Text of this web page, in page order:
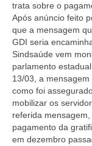
trata sobre o
Após anúncio feito
que a mensagem
GDI seria
Sindsaúde vem
parlamento
13/03, a
como foi
mobilizar os
referida
pagamento da
em dezembro